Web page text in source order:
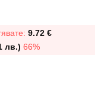
9.72 €
лв.) 66%